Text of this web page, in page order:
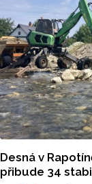
Desná v
přibude 34